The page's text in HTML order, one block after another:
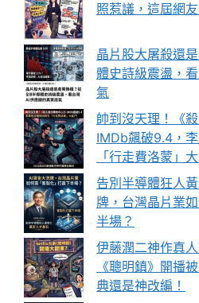
照惹議，這屆網
晶片股大屠殺還
體史詩級震盪，
氣
帥到沒天理！《
IMDb飆破9.4，
「行走費洛蒙」
告別半導體狂人
牌，台灣晶片業
半場？
伊藤潤二神作真
《聰明鎮》開播
典還是神改編！